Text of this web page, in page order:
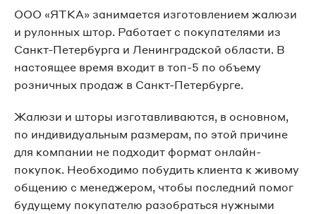
ООО «ЯТКА» занимается изготовлением жалюзи
и рулонных штор. Работает с покупателями из
Санкт-Петербурга и Ленинградской области. В
настоящее время входит в топ-5 по объему
розничных продаж в Санкт-Петербурге.
Жалюзи и шторы изготавливаются, в основном,
по индивидуальным размерам, по этой причине
для компании не подходит формат онлайн-
покупок. Необходимо побудить клиента к живому
общению с менеджером, чтобы последний помог
будущему покупателю разобраться нужными